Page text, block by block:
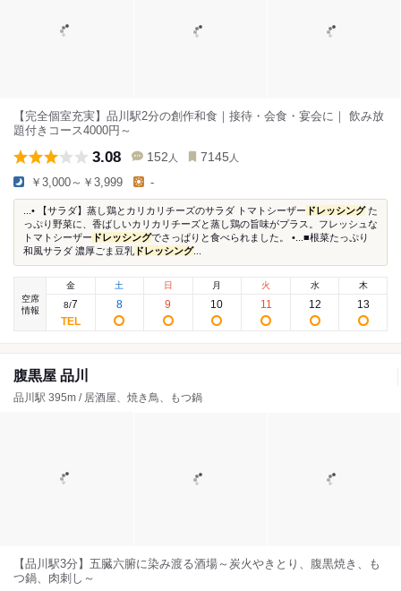
【完全個室充実】品川駅2分の創作和食｜接待・会食・宴会に｜ 飲み放
題付きコース4000円～
3.08 152 人 7145 人
￥3,000～￥3,999 -
...• 【サラダ】蒸し鶏とカリカリチーズのサラダ トマトシーザー ドレッシングた
っぷり野菜に、香ばしいカリカリチーズと蒸し鶏の旨味がプラス。フレッシュな
トマトシーザー ドレッシングでさっぱりと食べられました。 •...■根菜たっぷり
和風サラダ 濃厚ごま豆乳 ドレッシング...
空席
情報
金
8/7
土
8
日
9
月
10
火
11
水
12
木
13
腹黒屋 品川
品川駅 395m / 居酒屋、焼き鳥、もつ鍋
【品川駅3分】五臓六腑に染み渡る酒場～炭火やきとり、腹黒焼き、も
つ鍋、肉刺し～